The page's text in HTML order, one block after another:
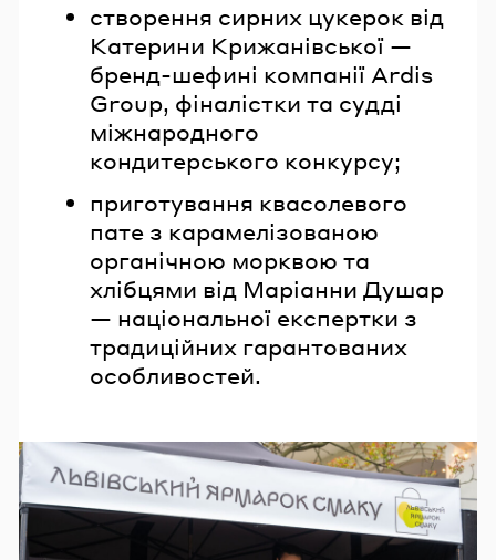
створення сирних цукерок від
Катерини Крижанівської —
бренд-шефині компанії Ardis
Group, фіналістки та судді
міжнародного
кондитерського конкурсу;
приготування квасолевого
пате з карамелізованою
органічною морквою та
хлібцями від Маріанни Душар
— національної експертки з
традиційних гарантованих
особливостей.